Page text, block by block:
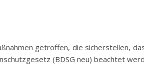
getroffen, die sicherstellen,
(BDSG neu) beachtet